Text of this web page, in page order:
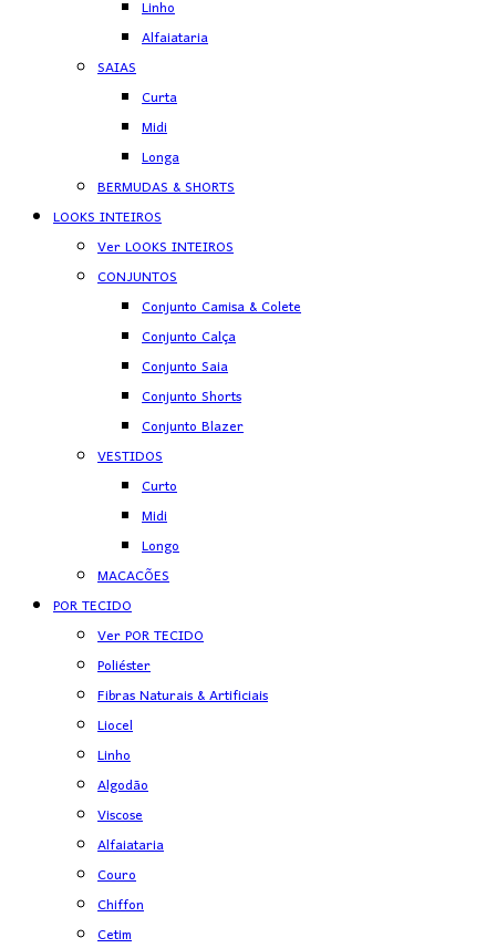
Linho
Alfaiataria
SAIAS
Curta
Midi
Longa
BERMUDAS & SHORTS
LOOKS INTEIROS
Ver LOOKS INTEIROS
CONJUNTOS
Conjunto Camisa & Colete
Conjunto Calça
Conjunto Saia
Conjunto Shorts
Conjunto Blazer
VESTIDOS
Curto
Midi
Longo
MACACÕES
POR TECIDO
Ver POR TECIDO
Poliéster
Fibras Naturais & Artificiais
Liocel
Linho
Algodão
Viscose
Alfaiataria
Couro
Chiffon
Cetim